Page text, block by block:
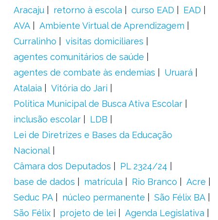
Aracaju
retorno à escola curso EAD
EAD
AVA
Ambiente Virtual de Aprendizagem
Curralinho
visitas domiciliares
agentes comunitários de saúde
agentes de combate às endemias
Uruará
Atalaia
Vitória do Jari
Política Municipal de Busca Ativa Escolar
inclusão escolar
LDB
Lei de Diretrizes e Bases da Educação
Nacional
Câmara dos Deputados
PL 2324/24
base de dados
matrícula Rio Branco
Acre
Seduc PA
núcleo permanente
São Félix BA
São Félix
projeto de lei
Agenda Legislativa